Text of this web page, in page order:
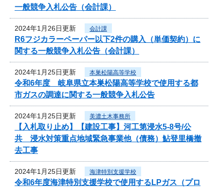
一般競争入札公告（会計課）
2024年1月26日更新 会計課
R6フジカラーペーパー以下2件の購入（単価契約）に
関する一般競争入札公告（会計課）
2024年1月25日更新 本巣松陽高等学校
令和6年度 岐阜県立本巣松陽高等学校で使用する都
市ガスの調達に関する一般競争入札公告
2024年1月25日更新 美濃土木事務所
【入札取り止め】【建設工事】河工第浸水5-8号/公
共 浸水対策重点地域緊急事業他（債務）鮎登里橋撤
去工事
2024年1月25日更新 海津特別支援学校
令和6年度海津特別支援学校で使用するLPガス（プロ